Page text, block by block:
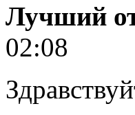
Лучший
02:08